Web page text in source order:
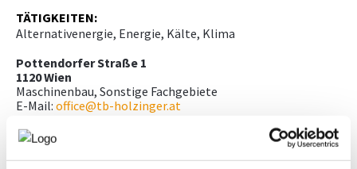
TÄTIGKEITEN:
Alternativenergie, Energie, Kälte, Klima
Pottendorfer Straße 1
1120 Wien
Maschinenbau, Sonstige Fachgebiete
E-Mail: office@tb-holzinger.at